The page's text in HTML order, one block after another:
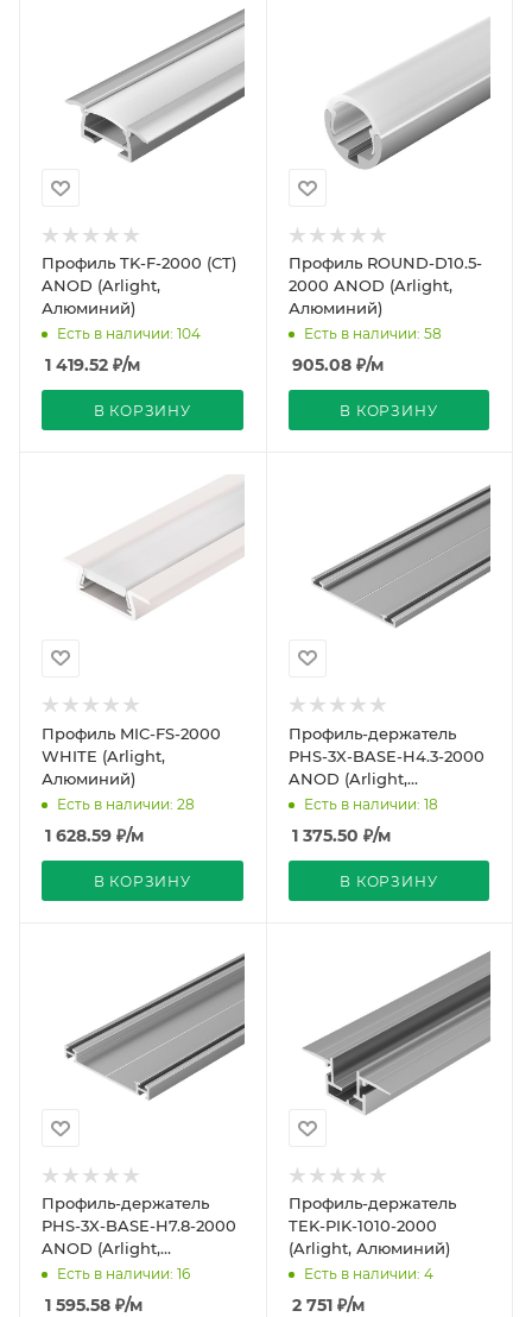
Профиль TK-F-2000 (CT)
ANOD (Arlight,
Алюминий)
Есть в наличии: 104
1 419.52 ₽/м
В КОРЗИНУ
Профиль ROUND-D10.5-
2000 ANOD (Arlight,
Алюминий)
Есть в наличии: 58
905.08₽/м
В КОРЗИНУ
Профиль MIC-FS-2000
WHITE (Arlight,
Алюминий)
Есть в наличии: 28
1 628.59 ₽/м
В КОРЗИНУ
Профиль-держатель
PHS-3X-BASE-H4.3-2000
ANOD (Arlight,
Алюминий)
Есть в наличии: 18
1 375.50 ₽/м
В КОРЗИНУ
Профиль-держатель
PHS-3X-BASE-H7.8-2000
ANOD (Arlight,
Алюминий)
Есть в наличии: 16
1 595.58 ₽/м
Профиль-держатель
TEK-PIK-1010-2000
(Arlight, Алюминий)
Есть в наличии: 4
2 751₽/м